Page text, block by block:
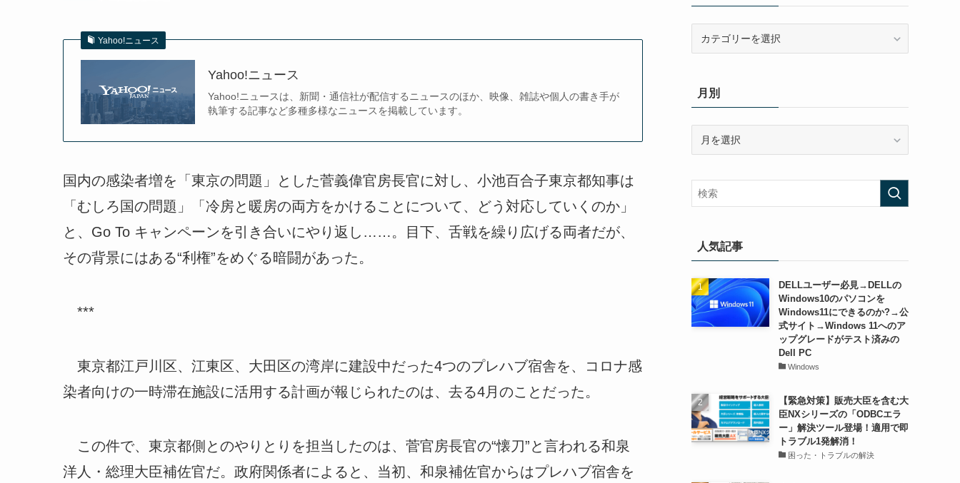
Yahoo!ニュース
Yahoo!ニュース
Yahoo!ニュースは、新聞・通信社が配信するニュースのほか、映像、雑誌や個人の書き手が
執筆する記事など多種多様なニュースを掲載しています。
国内の感染者増を「東京の問題」とした菅義偉官房長官に対し、小池百合子東京都知事は
「むしろ国の問題」「冷房と暖房の両方をかけることについて、どう対応していくのか」
と、Go To キャンペーンを引き合いにやり返し……。目下、舌戦を繰り広げる両者だが、
その背景にはある“利権”をめぐる暗闘があった。
***
東京都江戸川区、江東区、大田区の湾岸に建設中だった4つのプレハブ宿舎を、コロナ感
染者向けの一時滞在施設に活用する計画が報じられたのは、去る4月のことだった。
この件で、東京都側とのやりとりを担当したのは、菅官房長官の“懐刀”と言われる和泉
洋人・総理大臣補佐官だ。政府関係者によると、当初、和泉補佐官からはプレハブ宿舎を
ー月別
人気記事
DELLユーザー必見→DELLの
Windows10のパソコンを
Windows11にできるのか?→公
式サイト→Windows 11へのア
ップグレードがテスト済みの
Dell PC
Windows
【緊急対策】販売大臣を含む大
臣NXシリーズの「ODBCエラ
ー」解決ツール登場！適用で即
トラブル1発解消！
困った・トラブルの解決